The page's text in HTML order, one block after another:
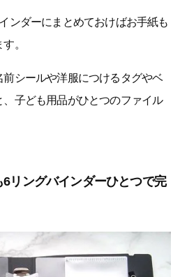
ンダーにまとめておけばお手紙も
。
前シールや洋服につけるタグやベ
子ども用品がひとつのファイル
リングバインダーひとつで完